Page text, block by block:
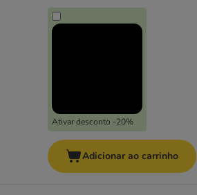
Ativar desconto -20%
Adicionar ao carrinho